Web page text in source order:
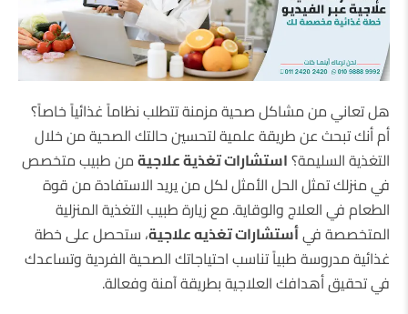
هل تعاني من مشاكل صحية مزمنة تتطلب نظاماً غذائياً خاصاً؟
أم أنك تبحث عن طريقة علمية لتحسين حالتك الصحية من خلال
التغذية السليمة؟استشارات تغذية علاجيةمن طبيب متخصص
في منزلك تمثل الحل الأمثل لكل من يريد الاستفادة من قوة
الطعام في العلاج والوقاية. مع زيارة طبيب التغذية المنزلية
المتخصصة فيأستشارات تغذيه علاجية، ستحصل على خطة
غذائية مدروسة طبياً تناسب احتياجاتك الصحية الفردية وتساعدك
في تحقيق أهدافك العلاجية بطريقة آمنة وفعالة.